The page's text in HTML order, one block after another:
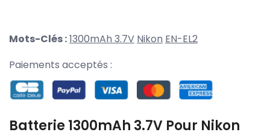
Mots-Clés :1300mAh 3.7V Nikon EN-EL2
Paiements acceptés :
Batterie 1300mAh 3.7V Pour Nikon